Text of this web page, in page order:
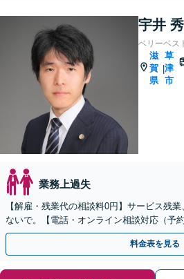
宇井
ベリーベス
滋
賀
県
|
草
津
市
業務上過失
【解雇・残業代の相談料0円】サービス残
ないで。【電話・オンライン相談対応（予約
料金表を見る